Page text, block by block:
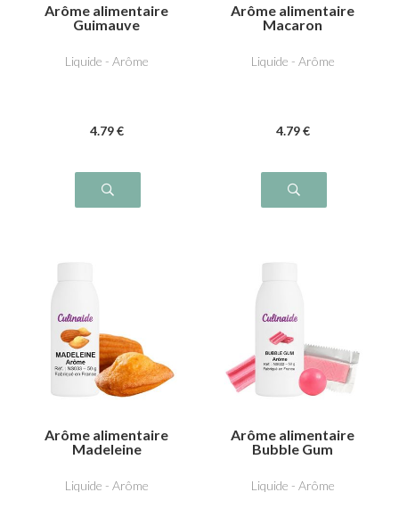
Arôme alimentaire
Guimauve
Liquide - Arôme
4.79 €
Arôme alimentaire
Macaron
Liquide - Arôme
4.79 €
Arôme alimentaire
Madeleine
Liquide - Arôme
Arôme alimentaire
Bubble Gum
Liquide - Arôme